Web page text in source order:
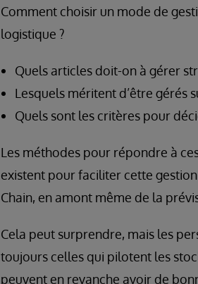
Comment choisir un mode de
logistique ?
Quels articles doit-on à gérer
Lesquels méritent d’être gérés
Quels sont les critères pour
Les méthodes pour répondre à
existent pour faciliter cette
Chain, en amont même de la
Cela peut surprendre, mais les
toujours celles qui pilotent les
peuvent en revanche avoir de